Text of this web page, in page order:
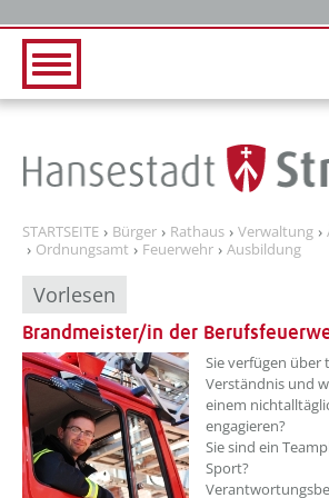
STARTSEITE Bürger Rathaus Verwaltung
Ordnungsamt
Feuerwehr Ausbildung
Vorlesen
Brandmeister/in der
???
Sie verfügen über
Verständnis und
einem
engagieren?
Sie sind ein
Sport?